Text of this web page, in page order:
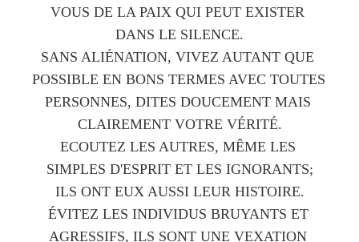
VOUS DE LA PAIX QUI PEUT EXISTER
DANS LE SILENCE.
SANS ALIÉNATION, VIVEZ AUTANT QUE
POSSIBLE EN BONS TERMES AVEC TOUTES
PERSONNES, DITES DOUCEMENT MAIS
CLAIREMENT VOTRE VÉRITÉ.
ECOUTEZ LES AUTRES, MÊME LES
SIMPLES D'ESPRIT ET LES IGNORANTS;
ILS ONT EUX AUSSI LEUR HISTOIRE.
ÉVITEZ LES INDIVIDUS BRUYANTS ET
AGRESSIFS, ILS SONT UNE VEXATION